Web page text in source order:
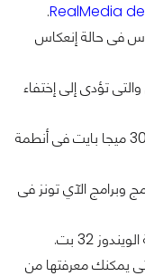
RealMedia
.
فى حالة إنعكاس
تؤدى إلى إختفاء
-تقليل حجم تنصيب البرنامج إلى مايقرب من 30 ميجا بايت فى أنطمة
وبرامج الآي تونز فى
32 بت.
يمكنك معرفتها من